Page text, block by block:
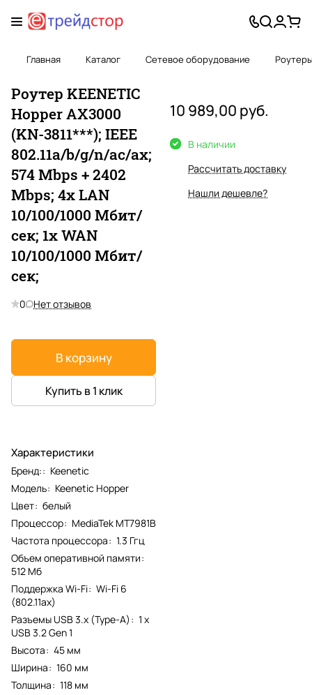
Главная Каталог Сетевое оборудование
Роутер KEENETIC
Hopper AX3000
(KN-3811***); IEEE
802.11a/b/g/n/ac/ax;
574 Mbps + 2402
Mbps; 4x LAN
10/100/1000 Мбит/
сек; 1x WAN
10/100/1000 Мбит/
сек;
0 Нет отзывов
В корзину
Купить в 1 клик
Характеристики
Бренд:: Keenetic
Модель: Keenetic Hopper
Цвет: белый
Процессор: MediaTek MT7981B
Частота процессора: 1.3 Ггц
Объем оперативной памяти:
512 Мб
Поддержка Wi-Fi: Wi-Fi 6
(802.11ax)
Разъемы USB 3.х (Type-A) : 1 x
USB 3.2 Gen 1
Высота: 45 мм
Ширина: 160 мм
Толщина: 118 мм
10 989,00 руб.
В наличии
Рассчитать доставку
Нашли дешевле?